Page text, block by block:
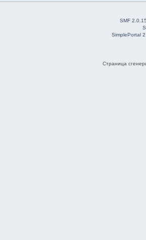
SMF
SimplePortal
Страница